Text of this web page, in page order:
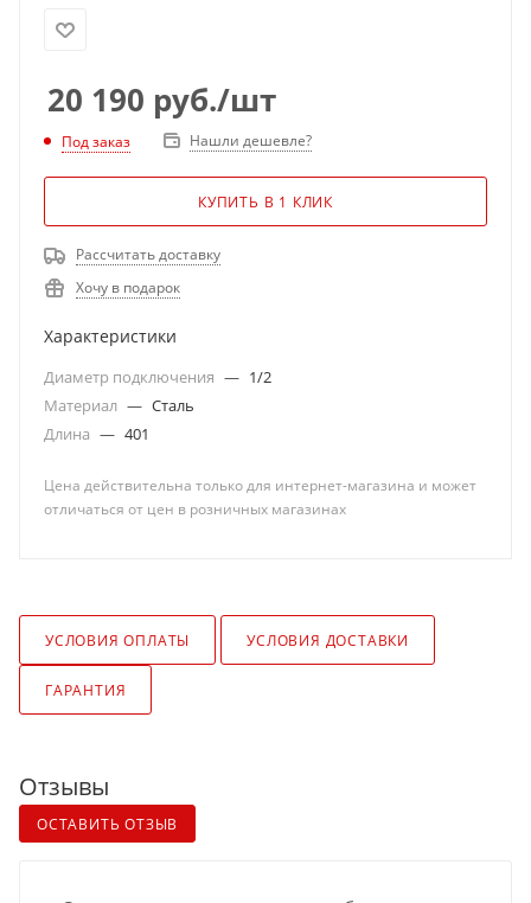
20 190 руб./шт
Под заказ Нашли дешевле?
КУПИТЬ В 1 КЛИК
Рассчитать доставку
Хочу в подарок
Характеристики
Диаметр подключения — 1/2
Материал — Сталь
Длина — 401
Цена действительна только для интернет-магазина и может
отличаться от цен в розничных магазинах
УСЛОВИЯ ОПЛАТЫ УСЛОВИЯ ДОСТАВКИ
ГАРАНТИЯ
Отзывы
ОСТАВИТЬ ОТЗЫВ